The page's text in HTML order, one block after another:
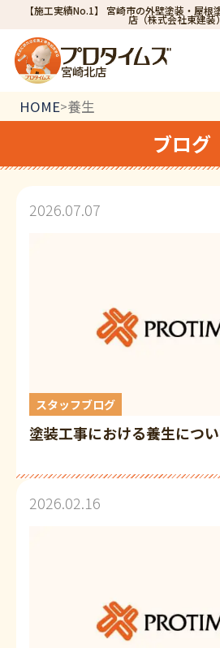
【施工実績No.1】 宮崎市の外壁塗装・屋
店（株式会社東建装
宮崎北店
HOME>養生
ブログ
2026.07.07
スタッフブログ
塗装工事における養生につ
2026.02.16